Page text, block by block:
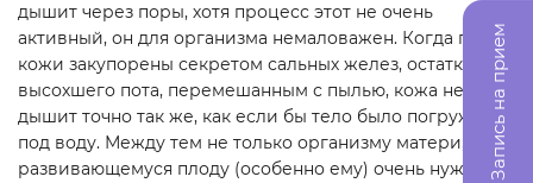
дышит через поры, хотя процесс этот не очень
активный, он для организма немаловажен. Когда поры
кожи закупорены секретом сальных желез, остатком
высохшего пота, перемешанным с пылью, кожа не
дышит точно так же, как если бы тело было погружено
под воду. Между тем не только организму матери, но и
развивающемуся плоду (особенно ему) очень нужен
Запись на прием